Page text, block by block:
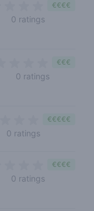
0 ratings
€€€€
0 ratings
€€€
0 ratings
€€€€€
0 ratings
€€€€